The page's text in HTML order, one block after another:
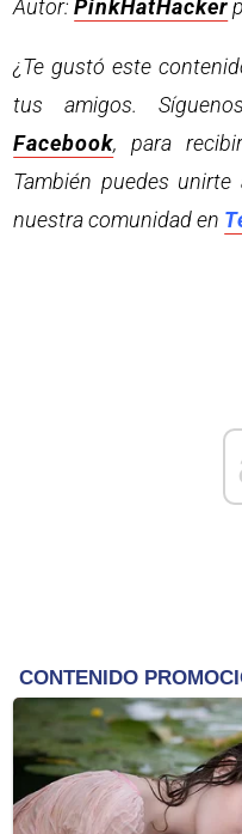
Autor:PinkHatHacker
¿Te gustó este
tus amigos.
Facebook, para
También puedes unirte
nuestra comunidad en